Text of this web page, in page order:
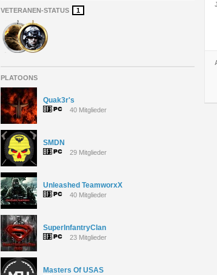
VETERANEN-STATUS 1
PLATOONS
Quak3r's
40 Mitglieder
SMDN
29 Mitglieder
Unleashed TeamworxX
40 Mitglieder
SuperInfantryClan
23 Mitglieder
Masters Of USAS